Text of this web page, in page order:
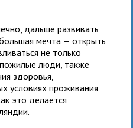
дальше развивать
мечта — открыть
не только
люди, также
здоровья,
условиях проживания
это делается